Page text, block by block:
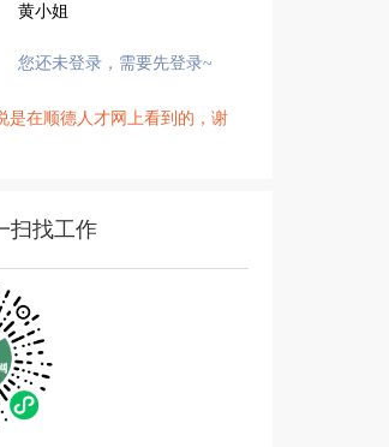
黄小姐
您还未登录，需要先登录~
是在顺德人才网上看到的，谢
扫找工作